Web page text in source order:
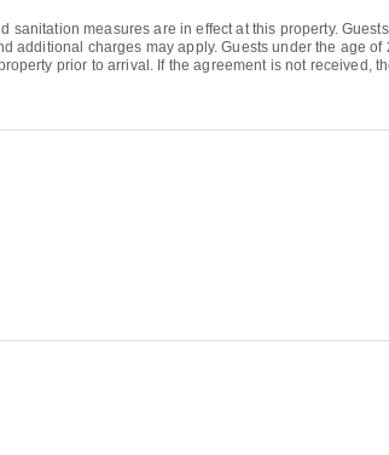
measures are in effect at this property.
additional charges may apply. Guests under the age of
prior to arrival. If the agreement is not received,